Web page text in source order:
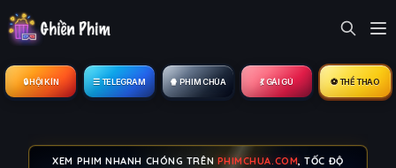
🔒︎ HỘI KÍN ☰ TELEGRAM 🍿 PHIM CHÙA 💃 GÁI GÚ ⚽ THỂ THAO
XEM PHIM NHANH CHÓNG TRÊN PHIMCHUA.COM, TỐC ĐỘ